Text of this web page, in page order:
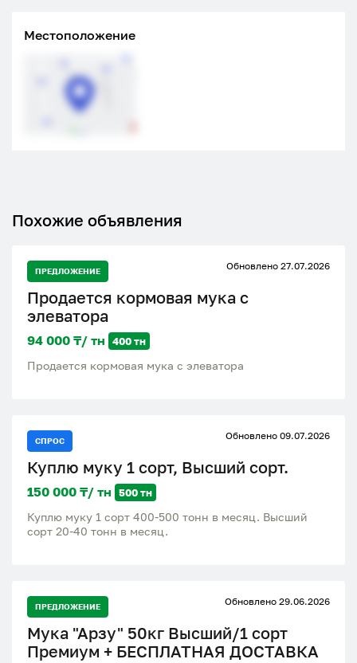
Местоположение
Похожие объявления
ПРЕДЛОЖЕНИЕ Обновлено 27.07.2026
Продается кормовая мука с
элеватора
94 000 ₸/ тн 400 тн
Продается кормовая мука с элеватора
СПРОС Обновлено 09.07.2026
Куплю муку 1 сорт, Высший сорт.
150 000 ₸/ тн 500 тн
Куплю муку 1 сорт 400-500 тонн в месяц. Высший
сорт 20-40 тонн в месяц.
ПРЕДЛОЖЕНИЕ Обновлено 29.06.2026
Мука "Арзу" 50кг Высший/1 сорт
Премиум + БЕСПЛАТНАЯ ДОСТАВКА